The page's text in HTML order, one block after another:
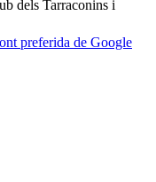
dels Tarraconins i
preferida de Google